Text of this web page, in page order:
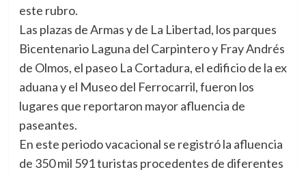
este rubro.
Las plazas de Armas y de La Libertad, los parques
Bicentenario Laguna del Carpintero y Fray Andrés
de Olmos, el paseo La Cortadura, el edificio de la ex
aduana y el Museo del Ferrocarril, fueron los
lugares que reportaron mayor afluencia de
paseantes.
En este periodo vacacional se registró la afluencia
de 350 mil 591 turistas procedentes de diferentes